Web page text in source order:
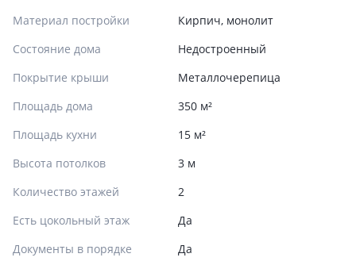
Материал постройки
Кирпич, монолит
Состояние дома
Недостроенный
Покрытие крыши
Металлочерепица
Площадь дома
350 м²
Площадь кухни
15 м²
Высота потолков
3 м
Количество этажей
2
Есть цокольный этаж
Да
Документы в порядке
Да